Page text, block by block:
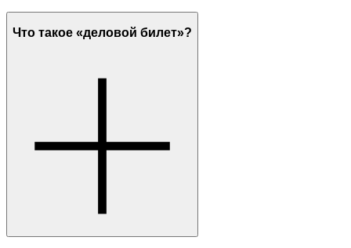
Что такое «деловой билет»?